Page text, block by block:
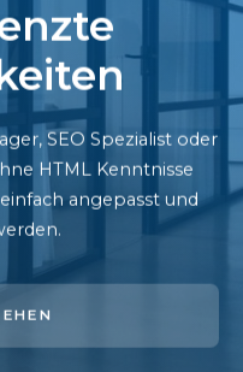
SEO Spezialist oder
HTML Kenntnisse
angepasst und